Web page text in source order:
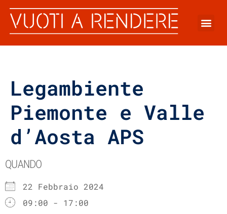
Legambiente
Piemonte e Valle
d’Aosta APS
QUANDO
22 Febbraio 2024
09:00 - 17:00